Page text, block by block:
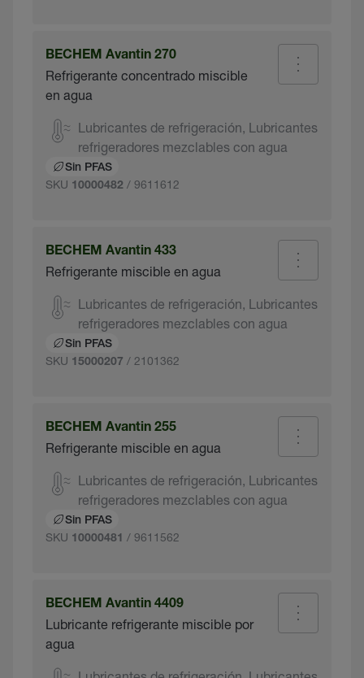
BECHEM Avantin 270
Refrigerante concentrado miscible
en agua
Lubricantes de refrigeración, Lubricantes
refrigeradores mezclables con agua
Sin PFAS
SKU 10000482 / 9611612
BECHEM Avantin 433
Refrigerante miscible en agua
Lubricantes de refrigeración, Lubricantes
refrigeradores mezclables con agua
Sin PFAS
SKU 15000207 / 2101362
BECHEM Avantin 255
Refrigerante miscible en agua
Lubricantes de refrigeración, Lubricantes
refrigeradores mezclables con agua
Sin PFAS
SKU 10000481 / 9611562
BECHEM Avantin 4409
Lubricante refrigerante miscible por
agua